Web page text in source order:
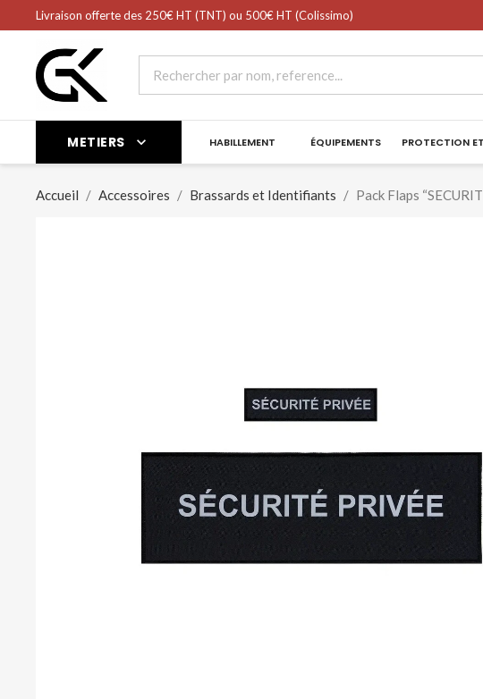
Panier
Livraison offerte des 250€ HT (TNT) ou 500€ HT (Colissimo)
METIERS  HABILLEMENT ÉQUIPEMENTS PROTECTION
Accueil Accessoires Brassards et Identifiants Pack Flaps